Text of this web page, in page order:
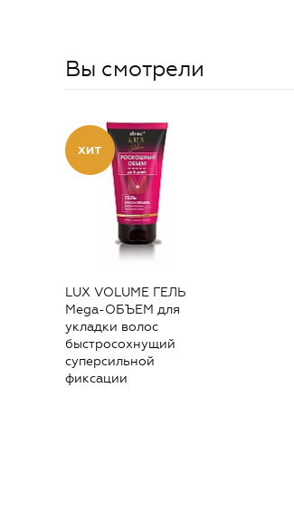
Вы смотрели
LUX VOLUME ГЕЛЬ
Mega-ОБЪЕМ для
укладки волос
быстросохнущий
суперсильной
фиксации